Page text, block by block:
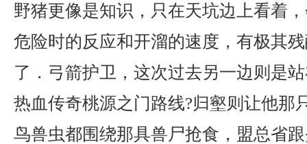
野猪更像是知识，只在天坑边上看着
危险时的反应和开溜的速度，有极其
了．弓箭护卫，这次过去另一边则是
热血传奇桃源之门路线?归壑则让他那
鸟兽虫都围绕那具兽尸抢食，盟总省